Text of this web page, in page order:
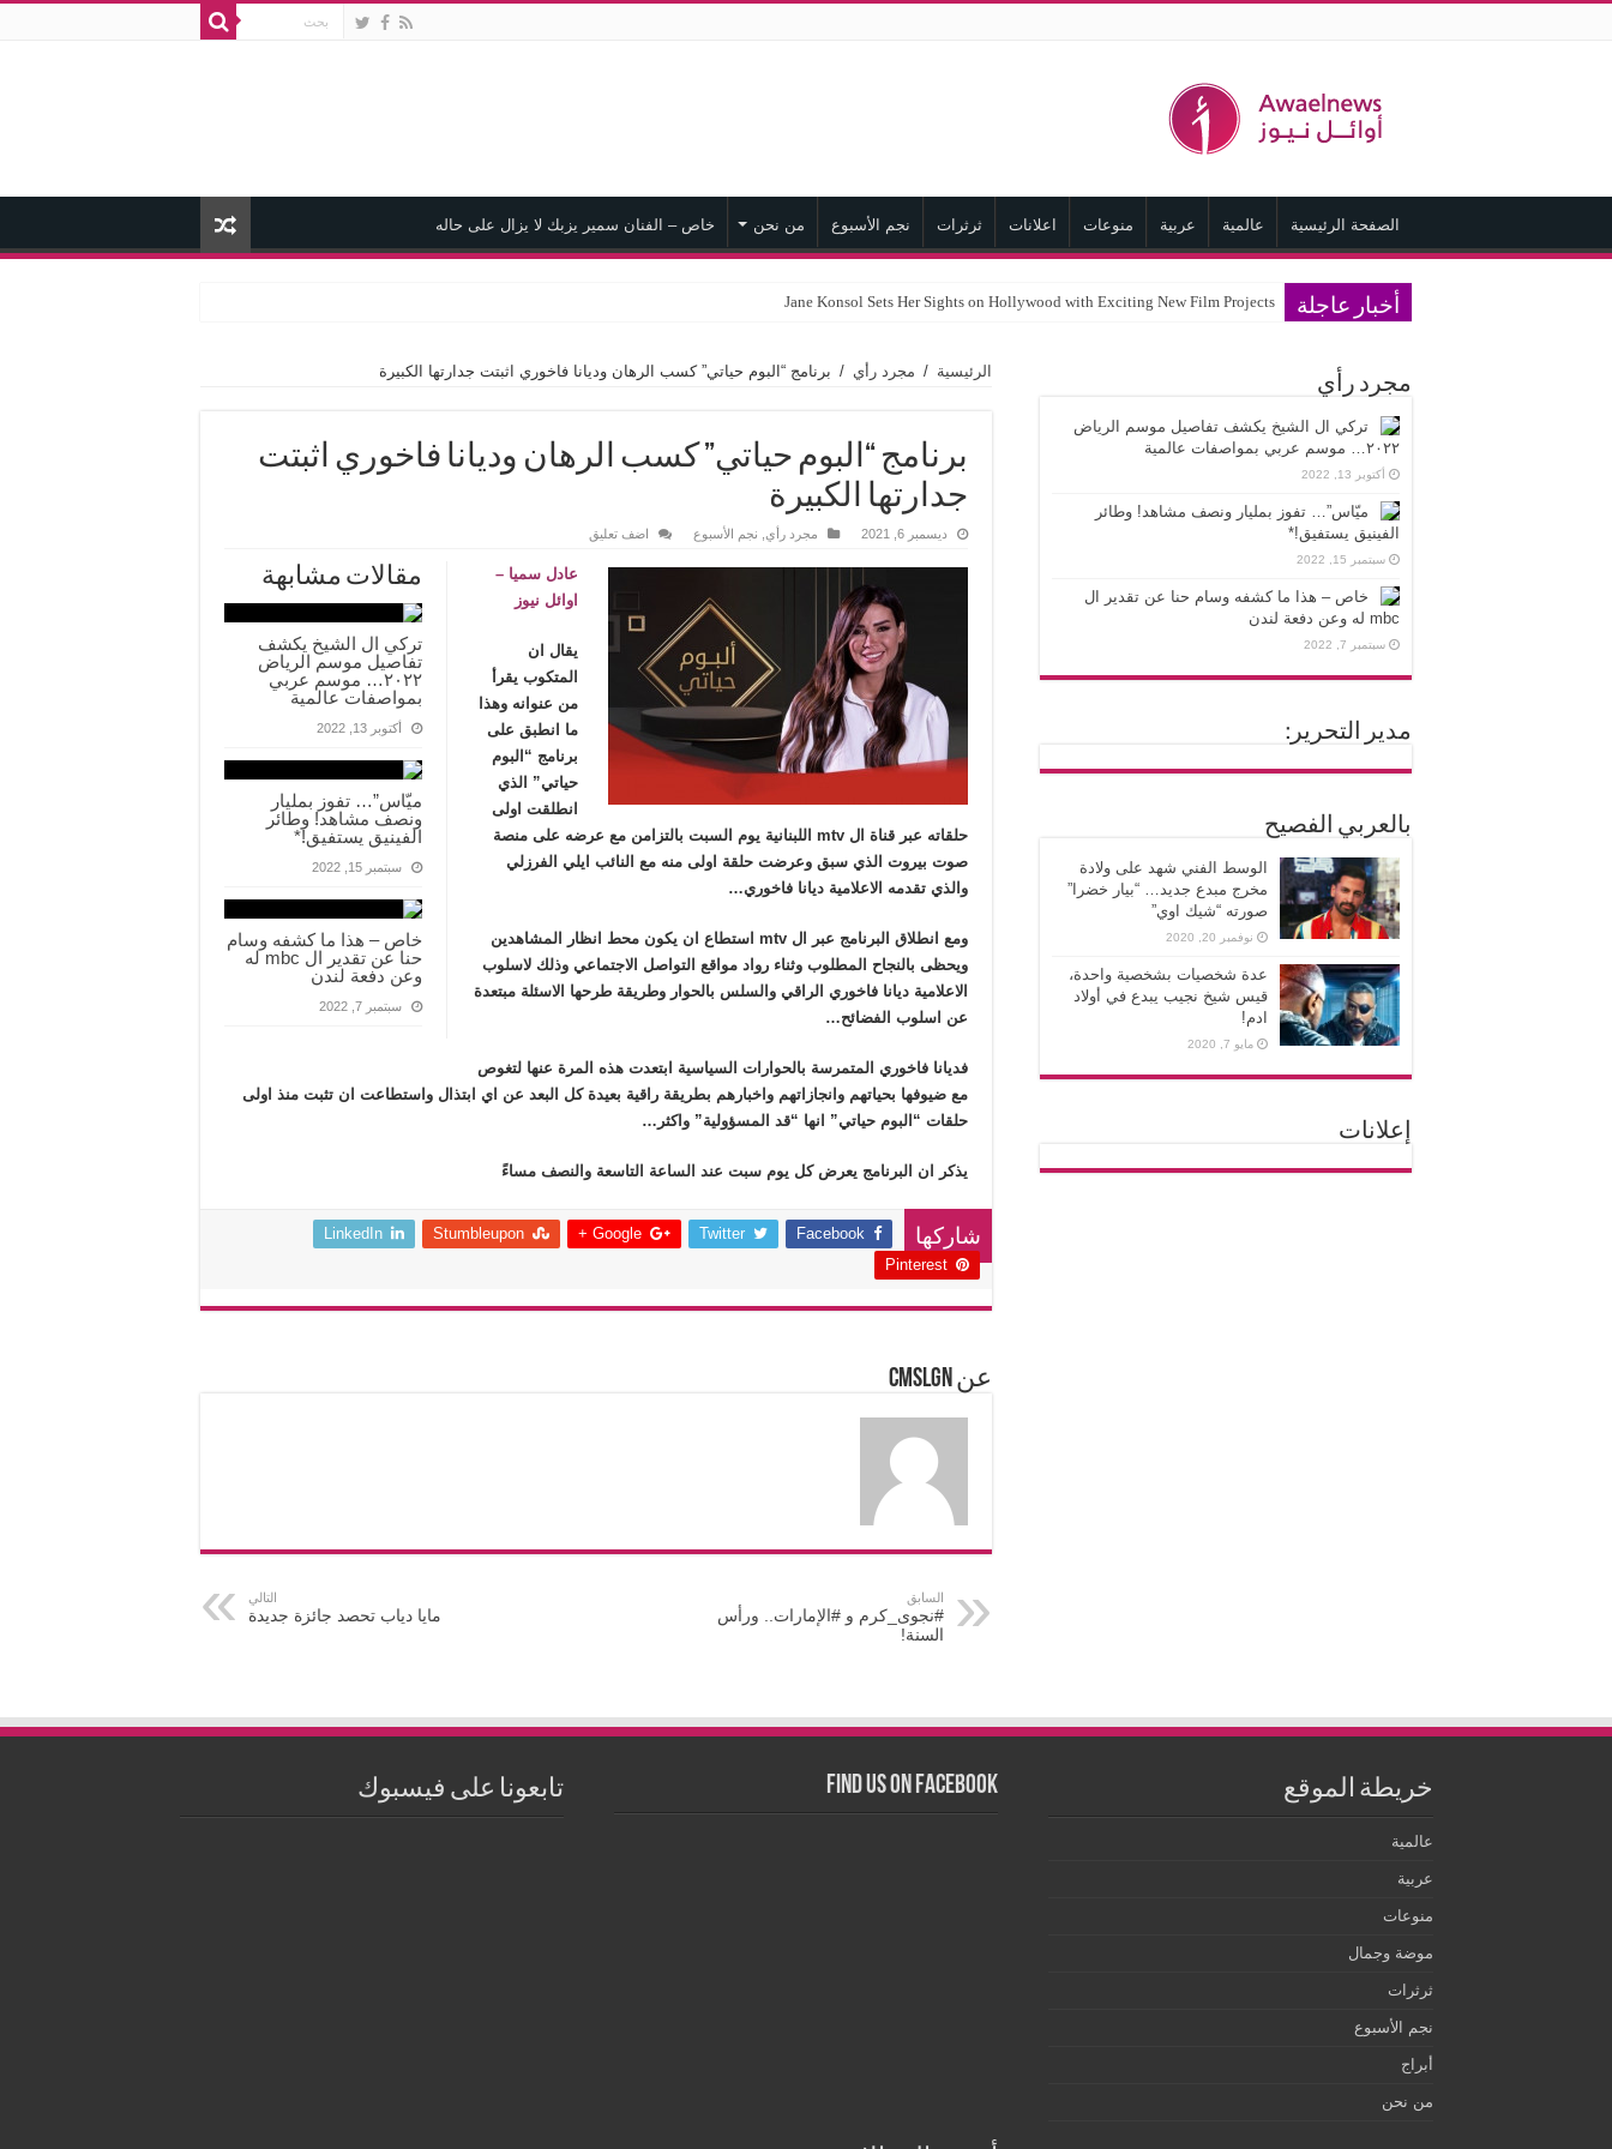
الصفحة الرئيسية عالمية عربية منوعات اعلانات ثرثرات نجم الأسبوع من نحن خاص – الفنان سمير يزبك لا يزال على حاله
أخبار عاجلة Jane Konsol Sets Her Sights on Hollywood with Exciting New Film Projects
الرئيسية / مجرد رأي / برنامج “البوم حياتي” كسب الرهان وديانا فاخوري اثبتت جدارتها الكبيرة
برنامج “البوم حياتي” كسب الرهان وديانا فاخوري اثبتت
جدارتها الكبيرة
ديسمبر 6, 2021 مجرد رأي نجم الأسبوع اضف تعليق
مقالات مشابهة
تركي ال الشيخ يكشف
تفاصيل موسم الرياض
٢٠٢٢… موسم عربي
بمواصفات عالمية
أكتوبر 13, 2022
ميّاس”… تفوز بمليار
ونصف مشاهد! وطائر
الفينيق يستفيق!*
سبتمبر 15, 2022
خاص – هذا ما كشفه وسام
حنا عن تقدير ال mbc له
وعن دفعة لندن
سبتمبر 7, 2022
عادل سميا –
اوائل نيوز
يقال ان
المتكوب يقرأ
من عنوانه وهذا
ما انطبق على
برنامج “البوم
حياتي” الذي
انطلقت اولى
حلقاته عبر قناة ال mtv اللبنانية يوم السبت بالتزامن مع عرضه على منصة
صوت بيروت الذي سبق وعرضت حلقة اولى منه مع النائب ايلي الفرزلي
والذي تقدمه الاعلامية ديانا فاخوري…
ومع انطلاق البرنامج عبر ال mtv استطاع ان يكون محط انظار المشاهدين
ويحظى بالنجاح المطلوب وثناء رواد مواقع التواصل الاجتماعي وذلك لاسلوب
الاعلامية ديانا فاخوري الراقي والسلس بالحوار وطريقة طرحها الاسئلة مبتعدة
عن اسلوب الفضائح…
فديانا فاخوري المتمرسة بالحوارات السياسية ابتعدت هذه المرة عنها لتغوص
مع ضيوفها بحياتهم وانجازاتهم واخبارهم بطريقة راقية بعيدة كل البعد عن اي ابتذال واستطاعت ان تثبت منذ اولى
حلقات “البوم حياتي” انها “قد المسؤولية” واكثر…
يذكر ان البرنامج يعرض كل يوم سبت عند الساعة التاسعة والنصف مساءً
شاركها Facebook
Twitter
Google +
Stumbleupon
LinkedIn
Pinterest
عن cmslgn
السابق
‏⁧‫#نجوى_كرم‬⁩ و ⁧‫#الإمارات‬⁩.. ورأس
السنة!
التالي
مايا دياب تحصد جائزة جديدة
مجرد رأي
تركي ال الشيخ يكشف تفاصيل موسم الرياض
٢٠٢٢… موسم عربي بمواصفات عالمية
أكتوبر 13, 2022
ميّاس”… تفوز بمليار ونصف مشاهد! وطائر
الفينيق يستفيق!*
سبتمبر 15, 2022
خاص – هذا ما كشفه وسام حنا عن تقدير ال
mbc له وعن دفعة لندن
سبتمبر 7, 2022
مدير التحرير:
بالعربي الفصيح
الوسط الفني شهد على ولادة
مخرج مبدع جديد… “بيار خضرا”
صورته “شيك اوي”
نوفمبر 20, 2020
عدة شخصيات بشخصية واحدة،
قيس شيخ نجيب يبدع في أولاد
ادم!
مايو 7, 2020
إعلانات
خريطة الموقع
عالمية
عربية
منوعات
موضة وجمال
ثرثرات
نجم الأسبوع
أبراج
من نحن
Find us on Facebook تابعونا على فيسبوك